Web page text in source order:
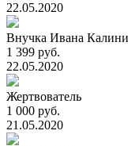
22.05.2020
Внучка Ивана
1 399 руб.
22.05.2020
Жертвователь
1 000 руб.
21.05.2020